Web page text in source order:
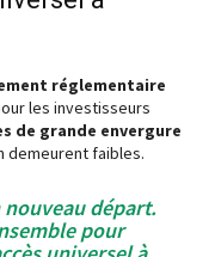
réglementaire
les investisseurs
de grande envergure
demeurent faibles.
nouveau départ.
pour